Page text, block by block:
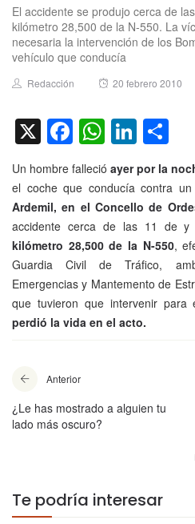
El accidente se produjo cerca de
kilómetro 28,500 de la N-550. La
necesaria la intervención de los
vehículo que conducía
Author
Redacción
Posted
20 febrero 2010
X Facebook
Un hombre falleció ayer por la
el coche que conducía contra
Ardemil, en el Concello de Orde
accidente cerca de las 11 de y
kilómetro 28,500 de la N-550,
Guardia Civil de Tráfico,
Emergencias y Mantemento de
que tuvieron que intervenir
perdió la vida en el acto.
Anterior
¿Le has mostrado a alguien tu
lado más oscuro?
Te podría interesar